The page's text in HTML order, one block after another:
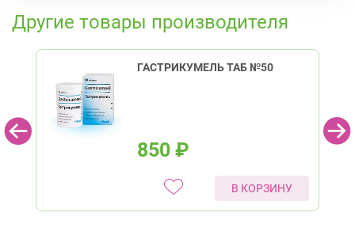
Другие товары производителя
ГАСТРИКУМЕЛЬ ТАБ №50
850 ₽
В КОРЗИНУ